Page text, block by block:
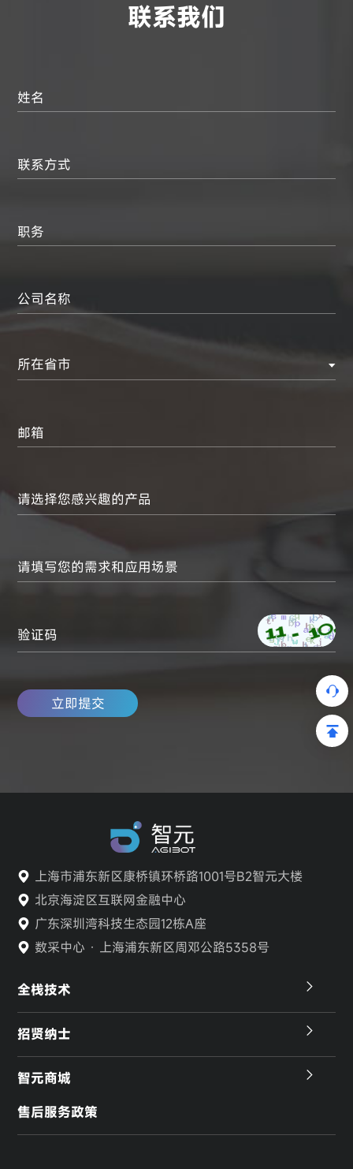
联系我们
姓名
联系方式
职务
公司名称
所在省市
邮箱
请填写您的需求和应用场景
验证码
立即提交
上海市浦东新区康桥镇环桥路1001号B2智元大楼
北京海淀区互联网金融中心
广东深圳湾科技生态园12栋A座
数采中心 · 上海浦东新区周邓公路5358号
全栈技术
智元商城
售后服务政策
招贤纳士